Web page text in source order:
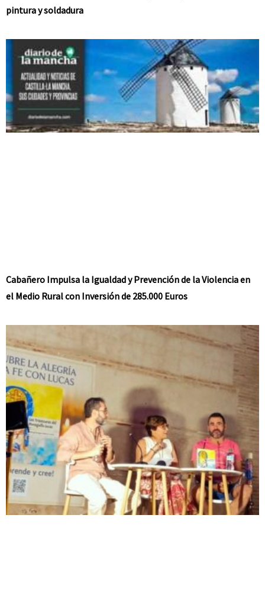
pintura y soldadura
Cabañero Impulsa la Igualdad y Prevención de la Violencia en
el Medio Rural con Inversión de 285.000 Euros